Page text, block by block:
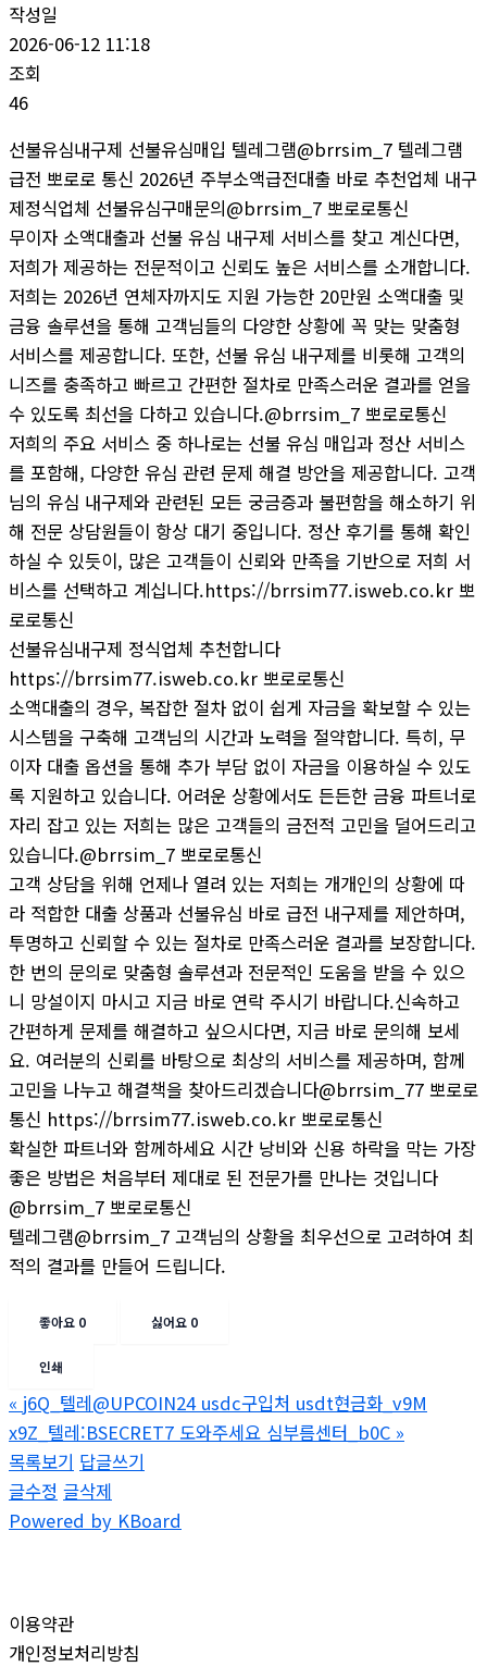
작성일
2026-06-12 11:18
조회
46
선불유심내구제 선불유심매입 텔레그램@brrsim_7 텔레그램
급전 뽀로로 통신 2026년 주부소액급전대출 바로 추천업체 내구
제정식업체 선불유심구매문의@brrsim_7 뽀로로통신
무이자 소액대출과 선불 유심 내구제 서비스를 찾고 계신다면,
저희가 제공하는 전문적이고 신뢰도 높은 서비스를 소개합니다.
저희는 2026년 연체자까지도 지원 가능한 20만원 소액대출 및
금융 솔루션을 통해 고객님들의 다양한 상황에 꼭 맞는 맞춤형
서비스를 제공합니다. 또한, 선불 유심 내구제를 비롯해 고객의
니즈를 충족하고 빠르고 간편한 절차로 만족스러운 결과를 얻을
수 있도록 최선을 다하고 있습니다.@brrsim_7 뽀로로통신
저희의 주요 서비스 중 하나로는 선불 유심 매입과 정산 서비스
를 포함해, 다양한 유심 관련 문제 해결 방안을 제공합니다. 고객
님의 유심 내구제와 관련된 모든 궁금증과 불편함을 해소하기 위
해 전문 상담원들이 항상 대기 중입니다. 정산 후기를 통해 확인
하실 수 있듯이, 많은 고객들이 신뢰와 만족을 기반으로 저희 서
비스를 선택하고 계십니다.https://brrsim77.isweb.co.kr 뽀
로로통신
선불유심내구제 정식업체 추천합니다
https://brrsim77.isweb.co.kr 뽀로로통신
소액대출의 경우, 복잡한 절차 없이 쉽게 자금을 확보할 수 있는
시스템을 구축해 고객님의 시간과 노력을 절약합니다. 특히, 무
이자 대출 옵션을 통해 추가 부담 없이 자금을 이용하실 수 있도
록 지원하고 있습니다. 어려운 상황에서도 든든한 금융 파트너로
자리 잡고 있는 저희는 많은 고객들의 금전적 고민을 덜어드리고
있습니다.@brrsim_7 뽀로로통신
고객 상담을 위해 언제나 열려 있는 저희는 개개인의 상황에 따
라 적합한 대출 상품과 선불유심 바로 급전 내구제를 제안하며,
투명하고 신뢰할 수 있는 절차로 만족스러운 결과를 보장합니다.
한 번의 문의로 맞춤형 솔루션과 전문적인 도움을 받을 수 있으
니 망설이지 마시고 지금 바로 연락 주시기 바랍니다.신속하고
간편하게 문제를 해결하고 싶으시다면, 지금 바로 문의해 보세
요. 여러분의 신뢰를 바탕으로 최상의 서비스를 제공하며, 함께
고민을 나누고 해결책을 찾아드리겠습니다@brrsim_77 뽀로로
통신 https://brrsim77.isweb.co.kr 뽀로로통신
확실한 파트너와 함께하세요 시간 낭비와 신용 하락을 막는 가장
좋은 방법은 처음부터 제대로 된 전문가를 만나는 것입니다
@brrsim_7 뽀로로통신
텔레그램@brrsim_7 고객님의 상황을 최우선으로 고려하여 최
적의 결과를 만들어 드립니다.
좋아요 0 싫어요 0
인쇄
« j6Q_텔레@UPCOIN24 usdc구입처 usdt현금화_v9M
x9Z_텔레:BSECRET7 도와주세요 심부름센터_b0C »
목록보기 답글쓰기
글수정 글삭제
Powered by KBoard
이용약관
개인정보처리방침